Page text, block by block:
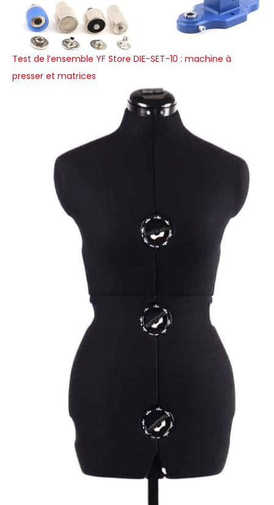
Test de l’ensemble YF Store DIE-SET-10 : machine à
presser et matrices